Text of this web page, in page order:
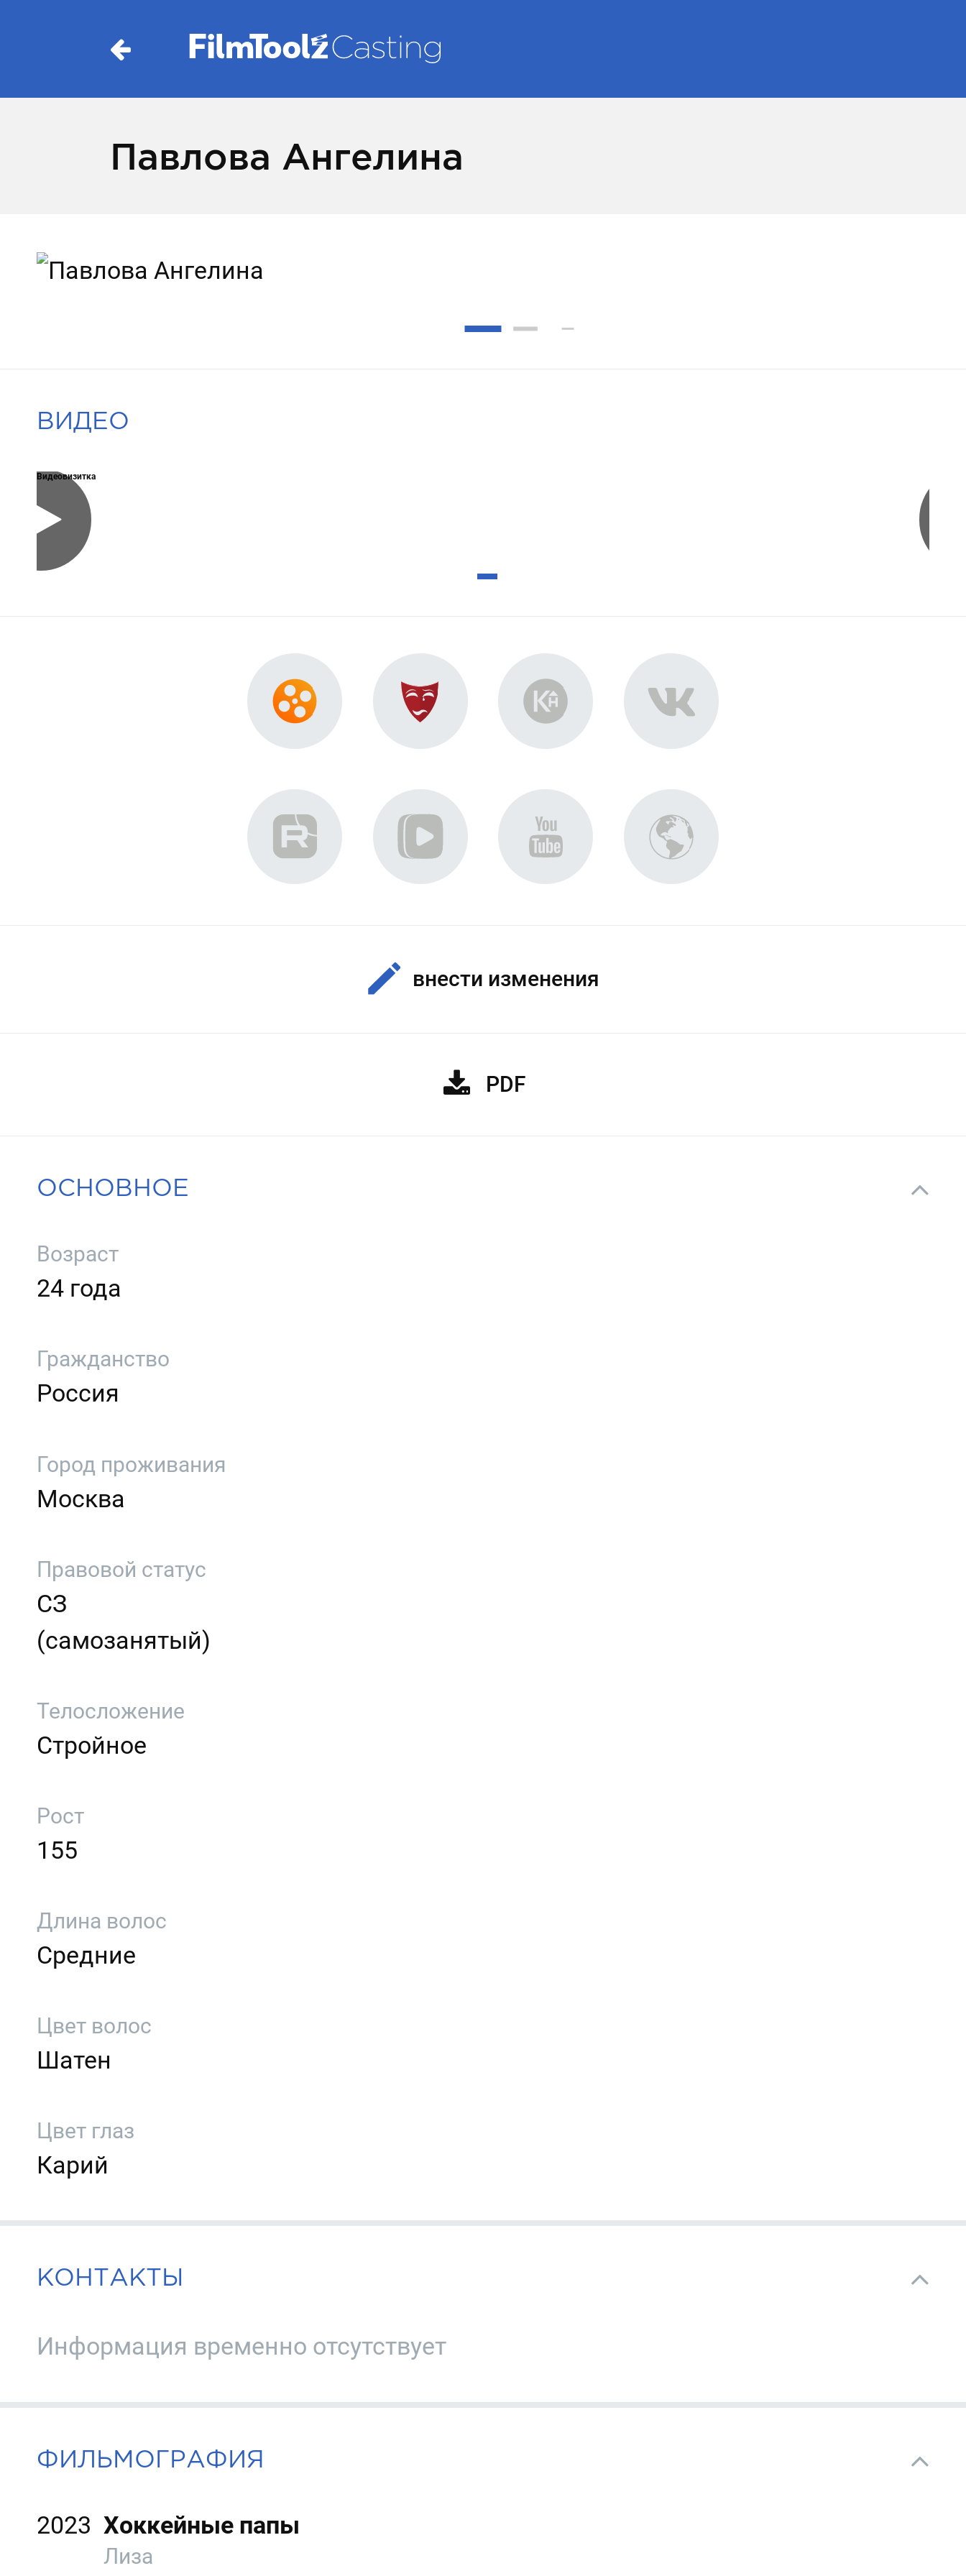
Павлова Ангелина
ВИДЕО
Видеовизитка
внести изменения
PDF
ОСНОВНОЕ
Возраст
24 года
Гражданство
Россия
Город проживания
Москва
Правовой статус
СЗ
(самозанятый)
Телосложение
Стройное
Рост
155
Длина волос
Средние
Цвет волос
Шатен
Цвет глаз
Карий
КОНТАКТЫ
Информация временно отсутствует
ФИЛЬМОГРАФИЯ
2023 Хоккейные папы
Лиза